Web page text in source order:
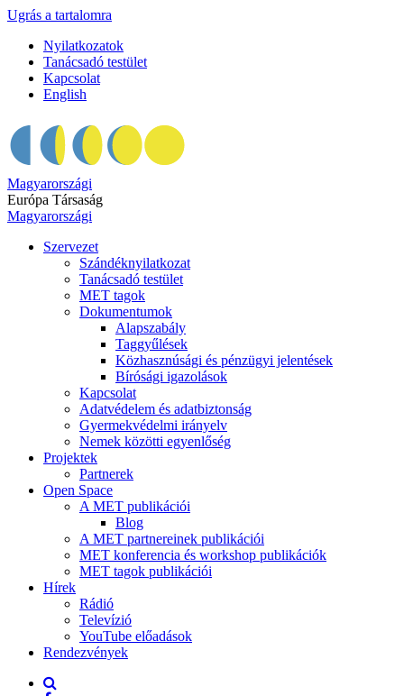
Ugrás a tartalomra
Nyilatkozatok
Tanácsadó testület
Kapcsolat
English
Magyarországi
Európa Társaság
Magyarországi
Szervezet
Szándéknyilatkozat
Tanácsadó testület
MET tagok
Dokumentumok
Alapszabály
Taggyűlések
Közhasznúsági és pénzügyi jelentések
Bírósági igazolások
Kapcsolat
Adatvédelem és adatbiztonság
Gyermekvédelmi irányelv
Nemek közötti egyenlőség
Projektek
Partnerek
Open Space
A MET publikációi
Blog
A MET partnereinek publikációi
MET konferencia és workshop publikációk
MET tagok publikációi
Hírek
Rádió
Televízió
YouTube előadások
Rendezvények